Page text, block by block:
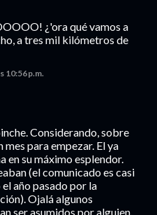
¿'ora qué vamos a
a tres mil kilómetros de
10:56 p.m.
Considerando, sobre
para empezar. El ya
en su máximo esplendor.
(el comunicado es casi
año pasado por la
Ojalá algunos
ser asumidos por alguien.